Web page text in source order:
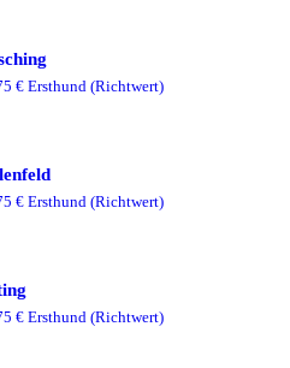
€ Ersthund (Richtwert)
€ Ersthund (Richtwert)
€ Ersthund (Richtwert)